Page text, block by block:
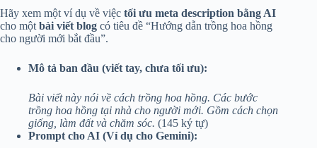
Hãy xem một ví dụ về việc tối ưu meta description bằng AI
cho một bài viết blog có tiêu đề “Hướng dẫn trồng hoa hồng
cho người mới bắt đầu”.
Mô tả ban đầu (viết tay, chưa tối ưu):
Bài viết này nói về cách trồng hoa hồng. Các bước
trồng hoa hồng tại nhà cho người mới. Gồm cách chọn
giống, làm đất và chăm sóc. (145 ký tự)
Prompt cho AI (Ví dụ cho Gemini):